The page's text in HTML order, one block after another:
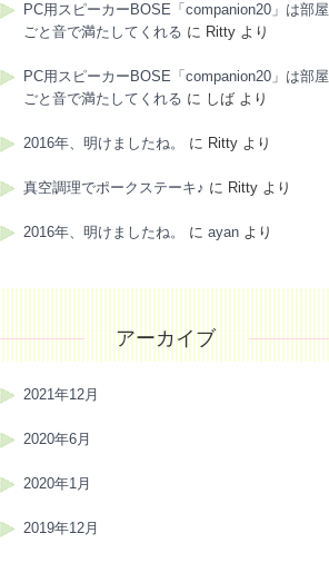
PC用スピーカーBOSE「companion20」は部屋
ごと音で満たしてくれる に Ritty より
PC用スピーカーBOSE「companion20」は部屋
ごと音で満たしてくれる に しば より
2016年、明けましたね。 に Ritty より
真空調理でポークステーキ♪ に Ritty より
2016年、明けましたね。 に ayan より
アーカイブ
2021年12月
2020年6月
2020年1月
2019年12月